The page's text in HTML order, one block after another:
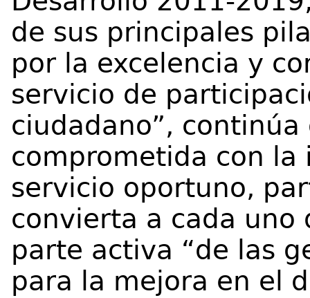
de sus principales
por la excelencia y
servicio de
ciudadano”,
comprometida con
servicio oportuno,
convierta a cada uno
parte activa “de las
para la mejora en el